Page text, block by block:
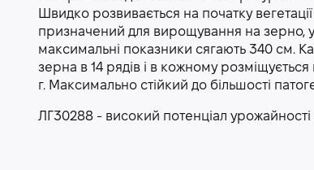
Швидко розвивається на початку
призначений для вирощування на зерно,
максимальні показники сягають 340 см.
зерна в 14 рядів і в кожному
г. Максимально стійкий до більшості
ЛГ30288 - високий потенціал урожайності